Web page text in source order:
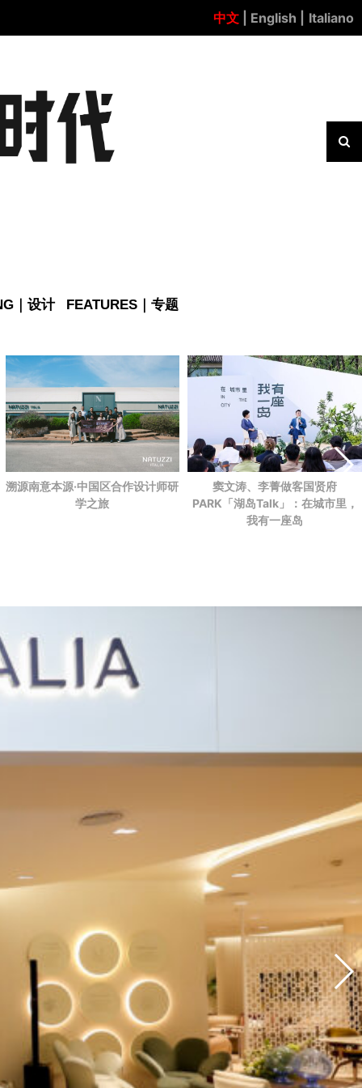
中文 | English | Italiano
｜设计 FEATURES｜专题
溯源南意本源·中国区合作设计师研
学之旅
窦文涛、李菁做客国贤府
PARK 「湖岛Talk」：在城市里，
我有一座岛